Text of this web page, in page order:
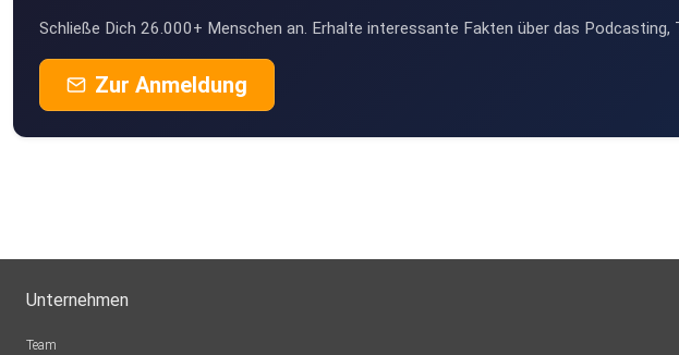
Schließe Dich 26.000+ Menschen an. Erhalte interessante Fakten über das
Zur Anmeldung
Unternehmen
Team